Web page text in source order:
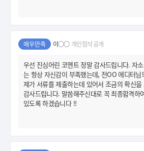
매우만족 이○○ 개인첨삭 공개
우선 진심어린 코멘트 정말 감사드립니다. 자
는 항상 자신감이 부족했는데, 전OO 에디터
제가 서류를 제출하는데 있어서 조금의 확신
감사드립니다. 말씀해주신대로 꼭 최종합격하
있도록 하겠습니다 !!